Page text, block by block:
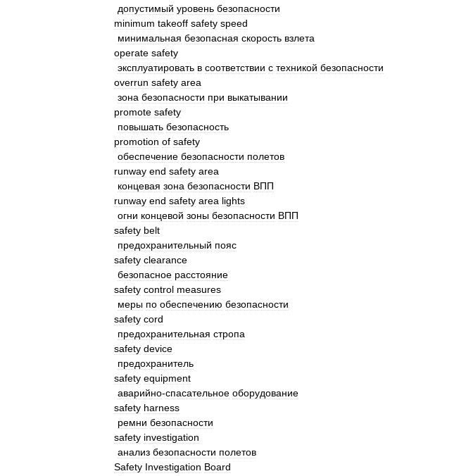
допустимый уровень безопасности
minimum takeoff safety speed
минимальная безопасная скорость взлета
operate safety
эксплуатировать в соответствии с техникой безопасности
overrun safety area
зона безопасности при выкатывании
promote safety
повышать безопасность
promotion of safety
обеспечение безопасности полетов
runway end safety area
концевая зона безопасности ВПП
runway end safety area lights
огни концевой зоны безопасности ВПП
safety belt
предохранительный пояс
safety clearance
безопасное расстояние
safety control measures
меры по обеспечению безопасности
safety cord
предохранительная стропа
safety device
предохранитель
safety equipment
аварийно-спасательное оборудование
safety harness
ремни безопасности
safety investigation
анализ безопасности полетов
Safety Investigation Board